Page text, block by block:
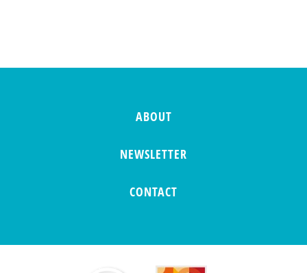
ABOUT
NEWSLETTER
CONTACT